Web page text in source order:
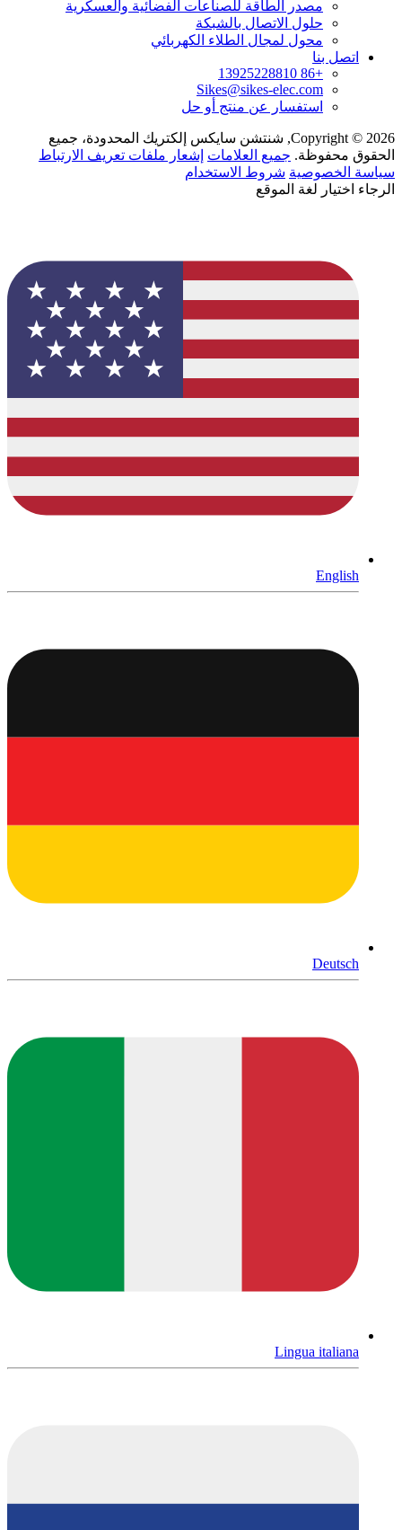
مصدر الطاقة للصناعات الفضائية والعسكرية
حلول الاتصال بالشبكة
محول لمجال الطلاء الكهربائي
اتصل بنا
+86 13925228810
Sikes@sikes-elec.com
استفسار عن منتج أو حل
Copyright © 2026, شنتشن سايكس إلكتريك المحدودة، جميع
الحقوق محفوظة. جميع العلامات إشعار ملفات تعريف الارتباط
سياسة الخصوصية شروط الاستخدام
الرجاء اختيار لغة الموقع
English
Deutsch
Lingua italiana